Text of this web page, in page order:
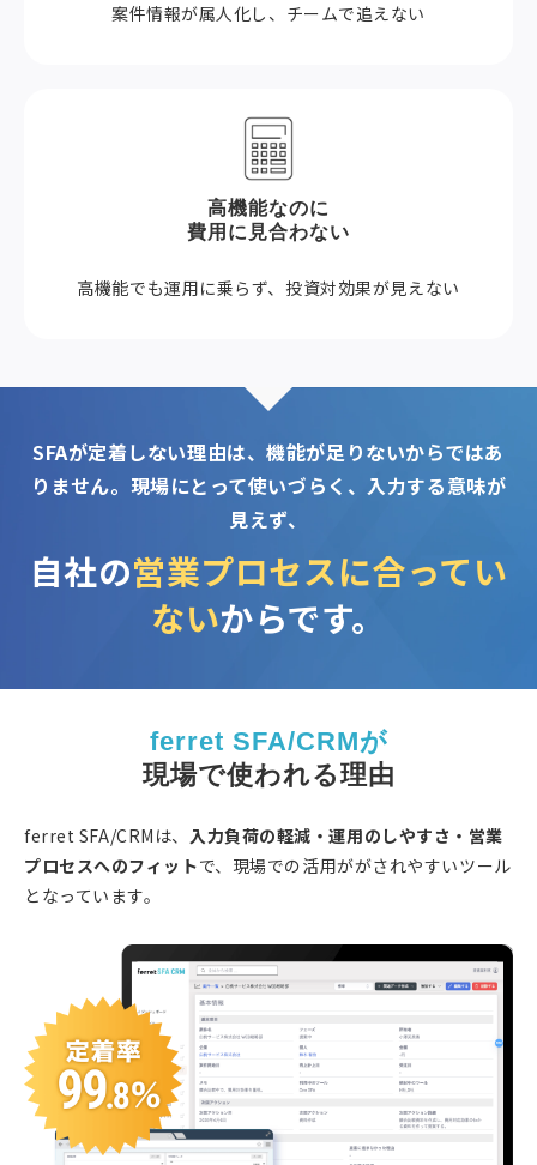
案件情報が属人化し、チームで追えない
高機能なのに
費用に見合わない
高機能でも運用に乗らず、投資対効果が見えない
SFAが定着しない理由は、機能が足りないからではあ
りません。現場にとって使いづらく、入力する意味が
見えず、
自社の営業プロセスに合ってい
ないからです。
ferret SFA/CRMが
現場で使われる理由
ferret SFA/CRMは、 入力負荷の軽減・運用のしやすさ・営業
プロセスへのフィットで、現場での活用ががされやすいツール
となっています。